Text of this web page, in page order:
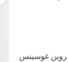
الألماني روبن غوسينس